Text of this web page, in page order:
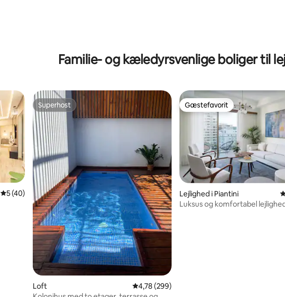
Familie- og kæledyrsvenlige boliger til
5 ud af 5 i gennemsnitlig bedømmelse, 40 omtaler
5 (40)
Superhost
Superhost
Loft 4,78 ud af 5 i gennemsnitlig bedømmelse,
4,78 (299)
Gæstefavorit
Gæstefavorit
Lejlighed i Piantini
Luksus og komfortabel